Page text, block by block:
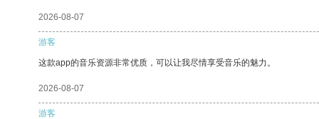
2026-08-07
游客
这款app的音乐资源非常优质，可以让我尽情享受音乐的魅力。
2026-08-07
游客